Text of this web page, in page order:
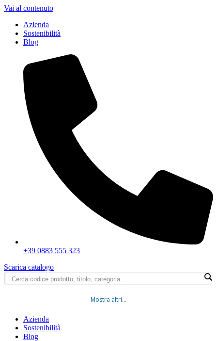
Vai al contenuto
Azienda
Sostenibilità
Blog
+39 0883 555 323
Scarica catalogo
Mostra altri...
Azienda
Sostenibilità
Blog